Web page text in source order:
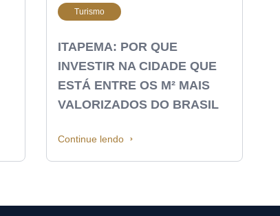
Turismo
ITAPEMA: POR QUE
INVESTIR NA CIDADE QUE
ESTÁ ENTRE OS M² MAIS
VALORIZADOS DO BRASIL
Continue lendo